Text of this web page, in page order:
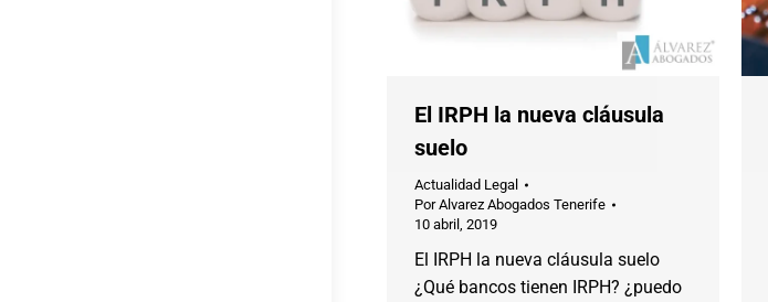
El IRPH la nueva cláusula
suelo
Actualidad Legal
PorAlvarez Abogados Tenerife
10 abril, 2019
El IRPH la nueva cláusula suelo
¿Qué bancos tienen IRPH? ¿puedo